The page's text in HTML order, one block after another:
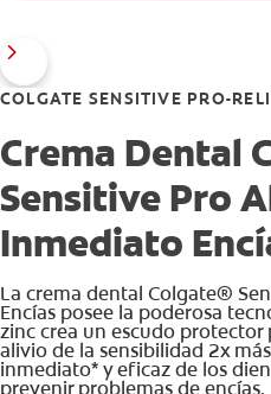
COLGATE SENSITIVE PRO-
Crema Dental
Sensitive Pro
Inmediato
La crema dental Colgate®
Encías posee la poderosa
zinc crea un escudo protector
alivio de la sensibilidad 2x
inmediato* y eficaz de los
prevenir problemas de encías.